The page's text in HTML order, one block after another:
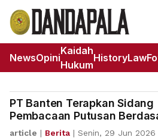
NewsOpini
Kaidah
Hukum
HistoryLaw
PT Banten Terapkan Sidang
Pembacaan Putusan
SEMA 2 Tahun 2026
article | Berita | Senin, 29 Jun 2026